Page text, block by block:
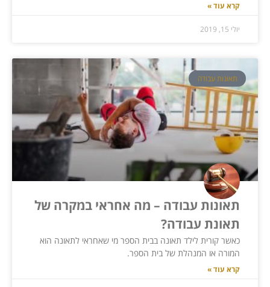
קרא עוד »
יולי 15, 2019
תאונות עבודה
תאונות עבודה – מה אחראי במקרה של
תאונת עבודה?
כאשר קורית לילד תאונה בבית הספר מי שאחראי לתאונה הוא
המורה או המנהלת של בית הספר.
קרא עוד »